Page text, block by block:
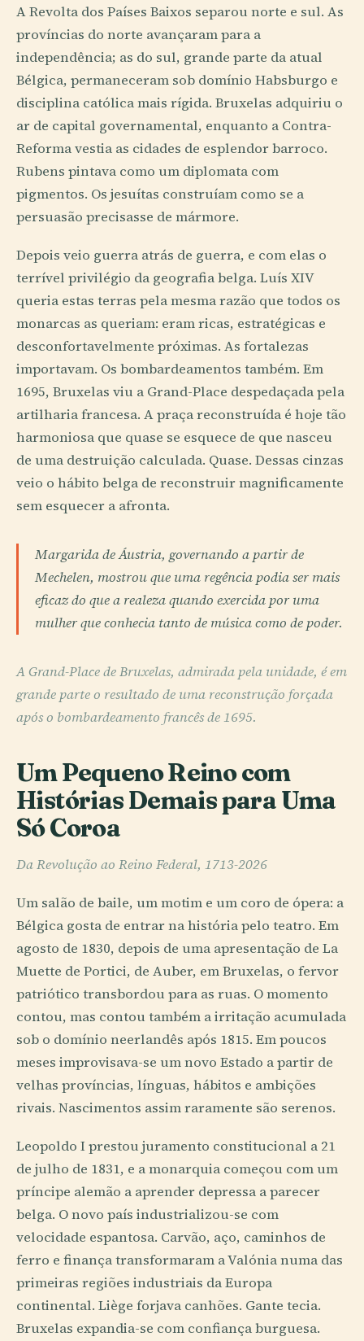
A Revolta dos Países Baixos separou norte e sul. As
províncias do norte avançaram para a
independência; as do sul, grande parte da atual
Bélgica, permaneceram sob domínio Habsburgo e
disciplina católica mais rígida. Bruxelas adquiriu o
ar de capital governamental, enquanto a Contra-
Reforma vestia as cidades de esplendor barroco.
Rubens pintava como um diplomata com
pigmentos. Os jesuítas construíam como se a
persuasão precisasse de mármore.
Depois veio guerra atrás de guerra, e com elas o
terrível privilégio da geografia belga. Luís XIV
queria estas terras pela mesma razão que todos os
monarcas as queriam: eram ricas, estratégicas e
desconfortavelmente próximas. As fortalezas
importavam. Os bombardeamentos também. Em
1695, Bruxelas viu a Grand-Place despedaçada pela
artilharia francesa. A praça reconstruída é hoje tão
harmoniosa que quase se esquece de que nasceu
de uma destruição calculada. Quase. Dessas cinzas
veio o hábito belga de reconstruir magnificamente
sem esquecer a afronta.
Margarida de Áustria, governando a partir de
Mechelen, mostrou que uma regência podia ser mais
eficaz do que a realeza quando exercida por uma
mulher que conhecia tanto de música como de poder.
A Grand-Place de Bruxelas, admirada pela unidade, é em
grande parte o resultado de uma reconstrução forçada
após o bombardeamento francês de 1695.
Um Pequeno Reino com
Histórias Demais para Uma
Só Coroa
Da Revolução ao Reino Federal, 1713-2026
Um salão de baile, um motim e um coro de ópera: a
Bélgica gosta de entrar na história pelo teatro. Em
agosto de 1830, depois de uma apresentação de La
Muette de Portici, de Auber, em Bruxelas, o fervor
patriótico transbordou para as ruas. O momento
contou, mas contou também a irritação acumulada
sob o domínio neerlandês após 1815. Em poucos
meses improvisava-se um novo Estado a partir de
velhas províncias, línguas, hábitos e ambições
rivais. Nascimentos assim raramente são serenos.
Leopoldo I prestou juramento constitucional a 21
de julho de 1831, e a monarquia começou com um
príncipe alemão a aprender depressa a parecer
belga. O novo país industrializou-se com
velocidade espantosa. Carvão, aço, caminhos de
ferro e finança transformaram a Valónia numa das
primeiras regiões industriais da Europa
continental. Liège forjava canhões. Gante tecia.
Bruxelas expandia-se com confiança burguesa.